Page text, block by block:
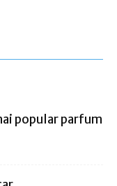
popular parfum